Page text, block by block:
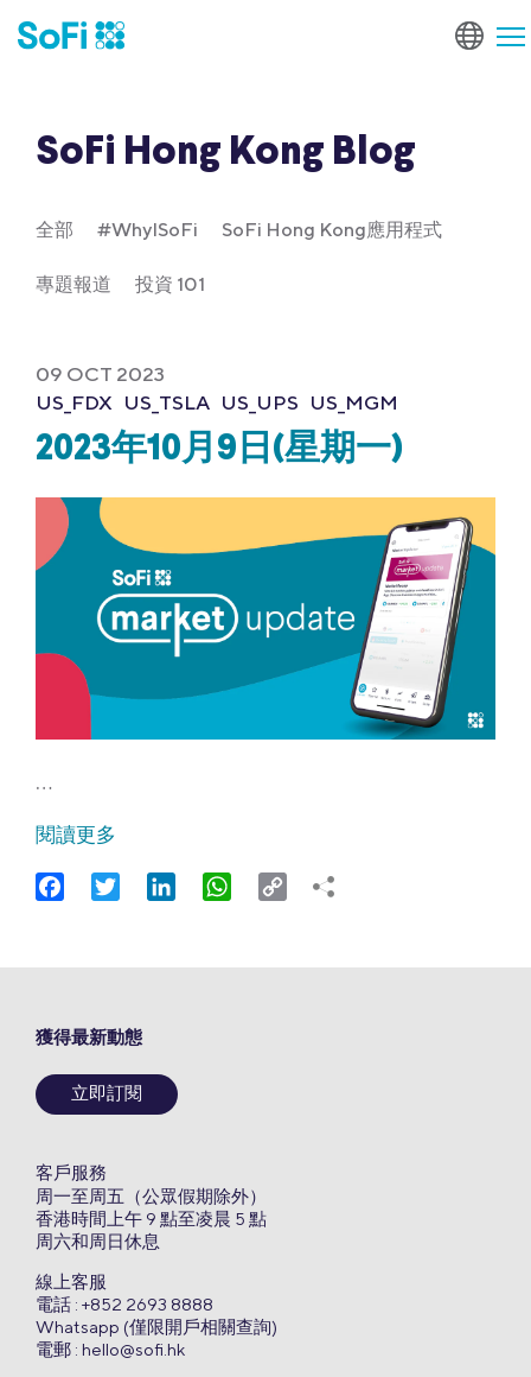
SoFi Hong Kong Blog
全部 #WhyISoFi SoFi Hong Kong應用程式
專題報道 投資 101
09 OCT 2023
US_FDX US_TSLA US_UPS US_MGM
2023年10月9日(星期一)
…
閱讀更多
FacebookTwitter LinkedIn WhatsApp
Copy
獲得最新動態
立即訂閱
客戶服務
周一至周五（公眾假期除外）
香港時間上午 9 點至凌晨 5 點
周六和周日休息
線上客服
電話 : +852 2693 8888
Whatsapp (僅限開戶相關查詢)
電郵 : hello@sofi.hk